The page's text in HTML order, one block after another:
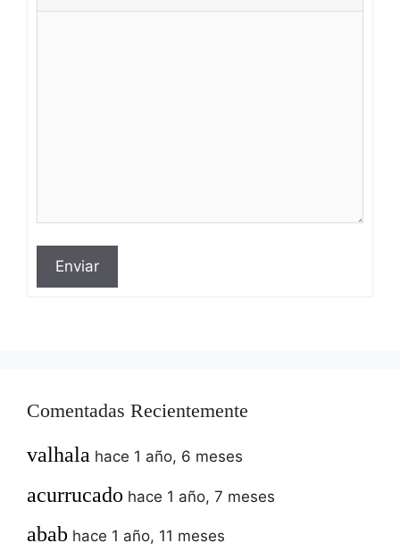
Enviar
Comentadas Recientemente
valhala hace 1 año, 6 meses
acurrucado hace 1 año, 7 meses
abab hace 1 año, 11 meses